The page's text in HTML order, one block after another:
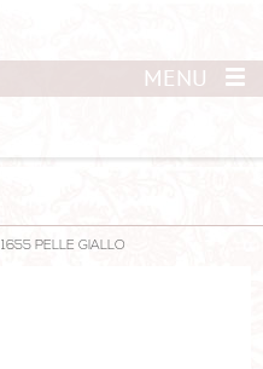
MENU
1655 PELLE GIALLO